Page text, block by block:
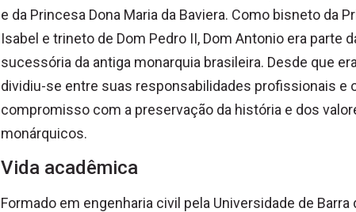
e da Princesa Dona Maria da Baviera. Como bisneto da
Isabel e trineto de Dom Pedro II, Dom Antonio era parte
sucessória da antiga monarquia brasileira. Desde que
dividiu-se entre suas responsabilidades profissionais e
compromisso com a preservação da história e dos
monárquicos.
Vida acadêmica
Formado em engenharia civil pela Universidade de Barra